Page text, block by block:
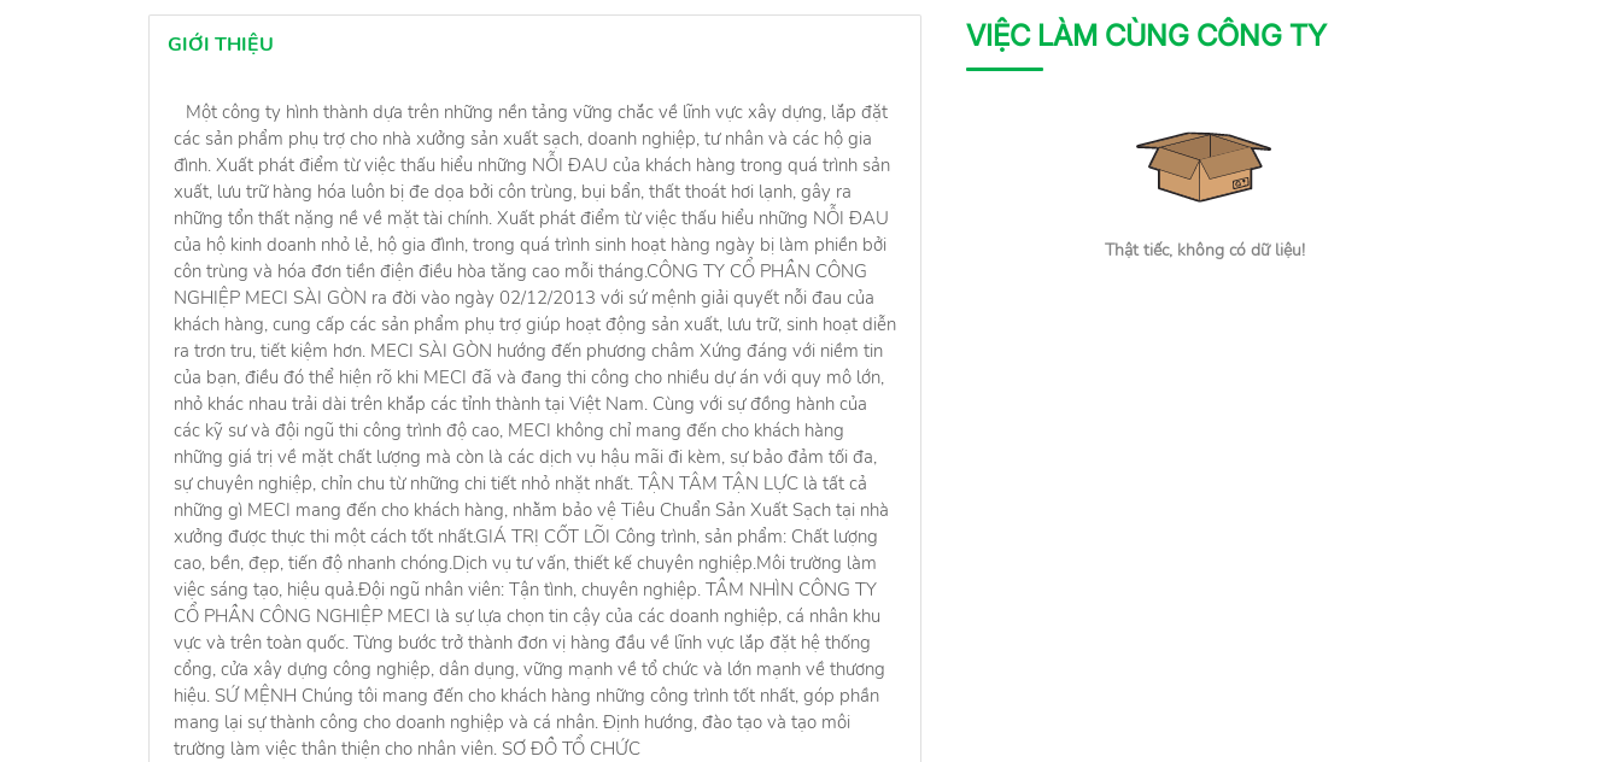
GIỚI THIỆU
Một công ty hình thành dựa trên những nền tảng vững chắc về lĩnh vực xây dựng, lắp đặt
các sản phẩm phụ trợ cho nhà xưởng sản xuất sạch, doanh nghiệp, tư nhân và các hộ gia
đình. Xuất phát điểm từ việc thấu hiểu những NỖI ĐAU của khách hàng trong quá trình sản
xuất, lưu trữ hàng hóa luôn bị đe dọa bởi côn trùng, bụi bẩn, thất thoát hơi lạnh, gây ra
những tổn thất nặng nề về mặt tài chính. Xuất phát điểm từ việc thấu hiểu những NỖI ĐAU
của hộ kinh doanh nhỏ lẻ, hộ gia đình, trong quá trình sinh hoạt hàng ngày bị làm phiền bởi
côn trùng và hóa đơn tiền điện điều hòa tăng cao mỗi tháng.CÔNG TY CỔ PHẦN CÔNG
NGHIỆP MECI SÀI GÒN ra đời vào ngày 02/12/2013 với sứ mệnh giải quyết nỗi đau của
khách hàng, cung cấp các sản phẩm phụ trợ giúp hoạt động sản xuất, lưu trữ, sinh hoạt diễn
ra trơn tru, tiết kiệm hơn. MECI SÀI GÒN hướng đến phương châm Xứng đáng với niềm tin
của bạn, điều đó thể hiện rõ khi MECI đã và đang thi công cho nhiều dự án với quy mô lớn,
nhỏ khác nhau trải dài trên khắp các tỉnh thành tại Việt Nam. Cùng với sự đồng hành của
các kỹ sư và đội ngũ thi công trình độ cao, MECI không chỉ mang đến cho khách hàng
những giá trị về mặt chất lượng mà còn là các dịch vụ hậu mãi đi kèm, sự bảo đảm tối đa,
sự chuyên nghiệp, chỉn chu từ những chi tiết nhỏ nhặt nhất. TẬN TÂM TẬN LỰC là tất cả
những gì MECI mang đến cho khách hàng, nhằm bảo vệ Tiêu Chuẩn Sản Xuất Sạch tại nhà
xưởng được thực thi một cách tốt nhất.GIÁ TRỊ CỐT LÕI Công trình, sản phẩm: Chất lượng
cao, bền, đẹp, tiến độ nhanh chóng.Dịch vụ tư vấn, thiết kế chuyên nghiệp.Môi trường làm
việc sáng tạo, hiệu quả.Đội ngũ nhân viên: Tận tình, chuyên nghiệp. TẦM NHÌN CÔNG TY
CỔ PHẦN CÔNG NGHIỆP MECI là sự lựa chọn tin cậy của các doanh nghiệp, cá nhân khu
vực và trên toàn quốc. Từng bước trở thành đơn vị hàng đầu về lĩnh vực lắp đặt hệ thống
cổng, cửa xây dựng công nghiệp, dân dụng, vững mạnh về tổ chức và lớn mạnh về thương
hiệu. SỨ MỆNH Chúng tôi mang đến cho khách hàng những công trình tốt nhất, góp phần
mang lại sự thành công cho doanh nghiệp và cá nhân. Định hướng, đào tạo và tạo môi
trường làm việc thân thiện cho nhân viên. SƠ ĐỒ TỔ CHỨC
VIỆC LÀM CÙNG CÔNG TY
Thật tiếc, không có dữ liệu!